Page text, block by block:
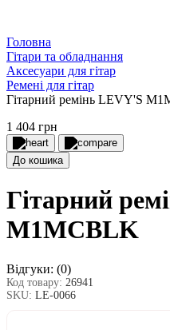
Головна
Гітари та обладнання
Аксесуари для гітар
Ремені для гітар
Гітарний ремінь LEVY'S
1 404 грн
До кошика
Гітарний
M1MCBLK
Відгуки: (0)
Код товару: 26941
SKU: LE-0066